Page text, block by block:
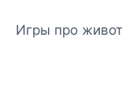
Игры про